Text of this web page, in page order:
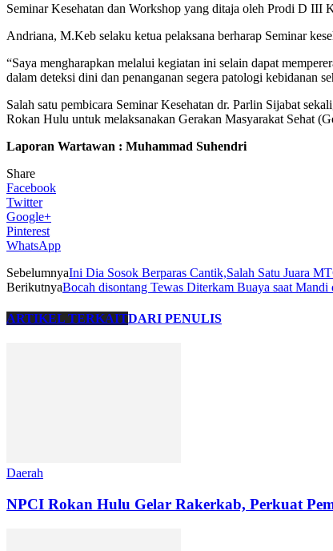
Seminar Kesehatan dan Workshop yang ditaja oleh Prodi D
Andriana, M.Keb selaku ketua pelaksana berharap Seminar
“Saya mengharapkan melalui kegiatan ini selain dapat
dalam deteksi dini dan penanganan segera patologi kebidanan
Salah satu pembicara Seminar Kesehatan dr. Parlin Sijabat
Rokan Hulu untuk melaksanakan Gerakan Masyarakat Sehat
Laporan Wartawan : Muhammad Suhendri
Share
Facebook
Twitter
Google+
Pinterest
WhatsApp
SebelumnyaIni Dia Sosok Berparas Cantik,Salah Satu Juara
BerikutnyaBocah disontang Tewas Diterkam Buaya saat Mandi
ARTIKEL TERKAITDARI PENULIS
Daerah
NPCI Rokan Hulu Gelar Rakerkab, Perkuat